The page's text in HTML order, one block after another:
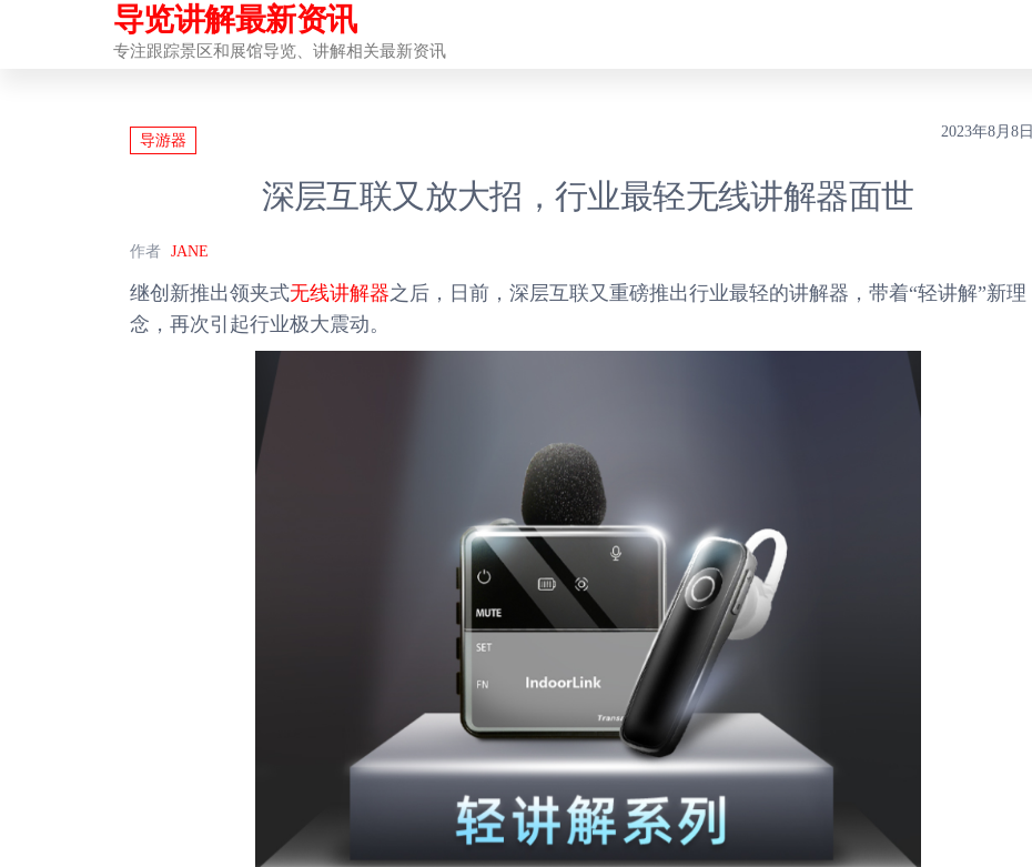
导览讲解最新资讯
专注跟踪景区和展馆导览、讲解相关最新资讯
导游器
2023年8月8日
深层互联又放大招，行业最轻无线讲解器面世
作者 JANE
继创新推出领夹式无线讲解器之后，日前，深层互联又重磅推出行业最轻的讲解器，带着“轻讲解”新理
念，再次引起行业极大震动。